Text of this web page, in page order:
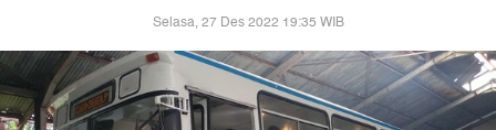
Selasa, 27 Des 2022 19:35 WIB